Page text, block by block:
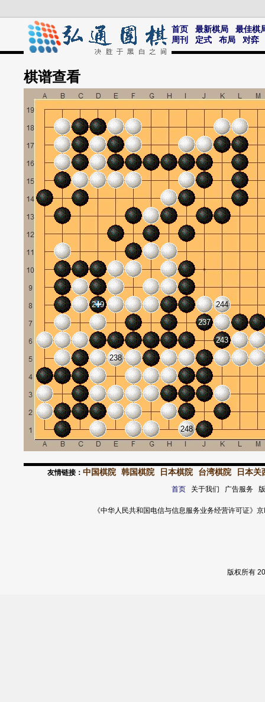
首页 最新棋局
最佳棋
周刊
定式 布局 对弈
棋谱查看
237
238
243
244
248
249
友情链接： 中国棋院 韩国棋院 日本棋院 台湾棋院 日本关
首页关于我们 广告服务
《中华人民共和国电信与信息服务业务经营许可证
版权所有